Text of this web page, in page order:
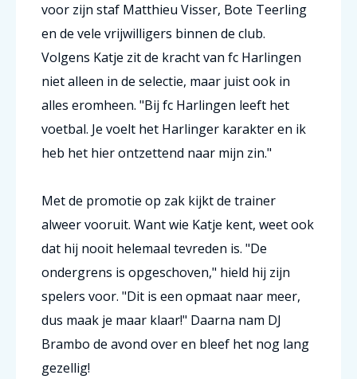
voor zijn staf Matthieu Visser, Bote Teerling
en de vele vrijwilligers binnen de club.
Volgens Katje zit de kracht van fc Harlingen
niet alleen in de selectie, maar juist ook in
alles eromheen. "Bij fc Harlingen leeft het
voetbal. Je voelt het Harlinger karakter en ik
heb het hier ontzettend naar mijn zin."
Met de promotie op zak kijkt de trainer
alweer vooruit. Want wie Katje kent, weet ook
dat hij nooit helemaal tevreden is. "De
ondergrens is opgeschoven," hield hij zijn
spelers voor. "Dit is een opmaat naar meer,
dus maak je maar klaar!" Daarna nam DJ
Brambo de avond over en bleef het nog lang
gezellig!